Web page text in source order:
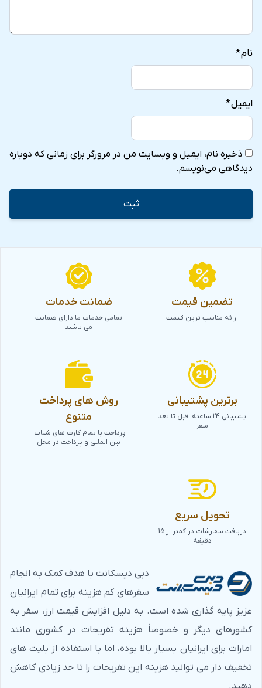
نام*
ایمیل*
ذخیره نام، ایمیل و وبسایت من در مرورگر برای زمانی که دوباره
دیدگاهی می‌نویسم.
تضمین قیمت
ارائه مناسب ترین قیمت
ضمانت خدمات
تمامی خدمات ما دارای ضمانت
می باشند
برترین پشتیبانی
پشیبانی 24 ساعته، قبل تا بعد
سفر
روش های پرداخت
متنوع
پرداخت با تمام کارت های شتاب،
بین المللی و پرداخت در محل
تحویل سریع
دریافت سفارشات در کمتر از 15
دقیقه
دبی دیسکانت با هدف کمک به انجام
سفرهای کم هزینه برای تمام ایرانیان
عزیز پایه گذاری شده است. به دلیل افزایش قیمت ارز، سفر به
کشورهای دیگر و خصوصاً هزینه تفریحات در کشوری مانند
امارات برای ایرانیان بسیار بالا بوده، اما با استفاده از بلیت های
تخفیف دار می توانید هزینه این تفریحات را تا حد زیادی کاهش